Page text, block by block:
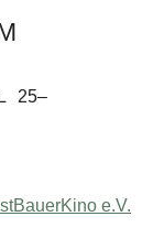
25–
e.V.